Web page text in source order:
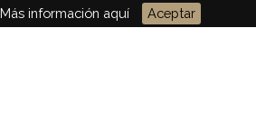
Más información aquí Aceptar